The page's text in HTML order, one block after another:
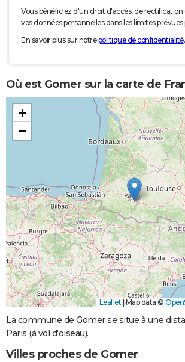
Vous bénéficiez d'un droit d'accès, de
vos données personnelles dans les limites prévues
En savoir plus sur notrepolitique de confidentialité.
Où est Gomer sur la carte de
+
−
Leaflet|Map data ©
La commune de Gomer se situe à une
Paris (à vol d'oiseau).
Villes proches de Gomer